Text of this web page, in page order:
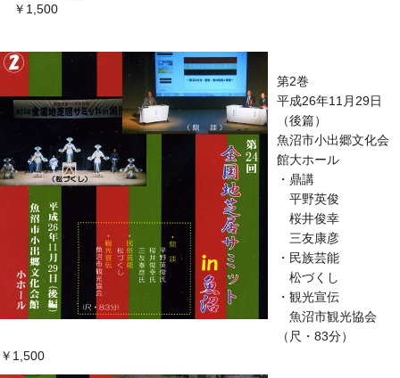
￥1,500
第2巻
平成26年11月29日
（後篇）
魚沼市小出郷文化会
館大ホール
・鼎講
平野英俊
桜井俊幸
三友康彦
・民族芸能
松づくし
・観光宣伝
魚沼市観光協会
（尺・83分）
￥1,500